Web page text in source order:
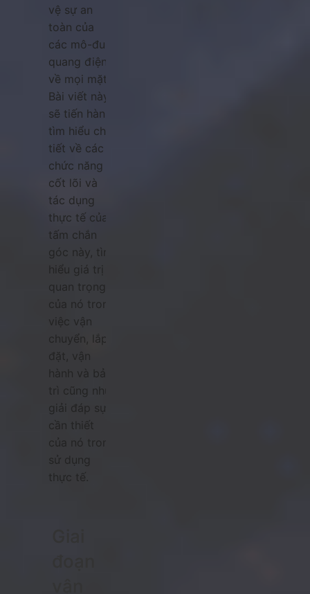
vệ sự an
toàn của
các mô-đun
quang điện
về mọi mặt.
Bài viết này
sẽ tiến hành
tìm hiểu chi
tiết về các
chức năng
cốt lõi và
tác dụng
thực tế của
tấm chắn
góc này, tìm
hiểu giá trị
quan trọng
của nó trong
việc vận
chuyển, lắp
đặt, vận
hành và bảo
trì cũng như
giải đáp sự
cần thiết
của nó trong
sử dụng
thực tế.